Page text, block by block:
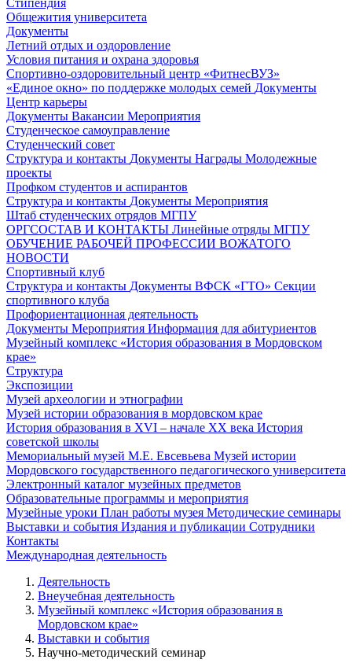
Общежития университета
Документы
Летний отдых и оздоровление
Условия питания и охрана здоровья
Спортивно-оздоровительный центр «ФитнесВУЗ»
«Единое окно» по поддержке молодых семей Документы
Центр карьеры
Документы Вакансии Мероприятия
Студенческое самоуправление
Студенческий совет
Структура и контакты Документы Награды Молодежные
проекты
Профком студентов и аспирантов
Структура и контакты Документы Мероприятия
Штаб студенческих отрядов МГПУ
ОРГСОСТАВ И КОНТАКТЫ Линейные отряды МГПУ
ОБУЧЕНИЕ РАБОЧЕЙ ПРОФЕССИИ ВОЖАТОГО
НОВОСТИ
Спортивный клуб
Структура и контакты Документы ВФСК «ГТО» Секции
спортивного клуба
Профориентационная деятельность
Документы Мероприятия Информация для абитуриентов
Музейный комплекс «История образования в Мордовском
крае»
Структура
Экспозиции
Музей археологии и этнографии
Музей истории образования в мордовском крае
История образования в XVI – начале XX века История
советской школы
Мемориальный музей М.Е. Евсевьева Музей истории
Мордовского государственного педагогического университета
Электронный каталог музейных предметов
Образовательные программы и мероприятия
Музейные уроки План работы музея Методические семинары
Выставки и события Издания и публикации Сотрудники
Контакты
Международная деятельность
Деятельность
Внеучебная деятельность
Музейный комплекс «История образования в
Мордовском крае»
Выставки и события
Научно-методический семинар